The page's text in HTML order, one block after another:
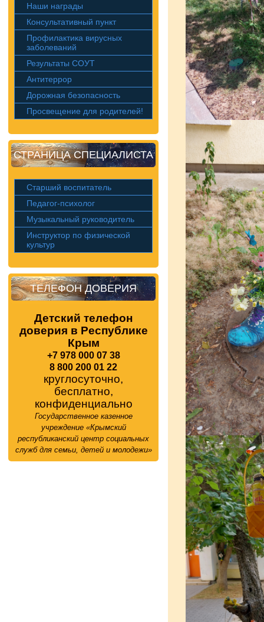
Наши награды
Консультативный пункт
Профилактика вирусных
заболеваний
Результаты СОУТ
Антитеррор
Дорожная безопасность
Просвещение для родителей!
СТРАНИЦА СПЕЦИАЛИСТА
Старший воспитатель
Педагог-психолог
Музыкальный руководитель
Инструктор по физической
культур
ТЕЛЕФОН ДОВЕРИЯ
Детский телефон
доверия в Республике
Крым
+7 978 000 07 38
8 800 200 01 22
круглосуточно,
бесплатно,
конфиденциально
Государственное казенное
учреждение «Крымский
республиканский центр социальных
служб для семьи, детей и молодежи»